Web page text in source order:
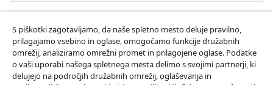
Odkrijte več
S piškotki zagotavljamo, da naše spletno mesto deluje pravilno,
prilagajamo vsebino in oglase, omogočamo funkcije družabnih
omrežij, analiziramo omrežni promet in prilagojene oglase. Podatke
o vaši uporabi našega spletnega mesta delimo s svojimi partnerji, ki
delujejo na področjih družabnih omrežij, oglaševanja in